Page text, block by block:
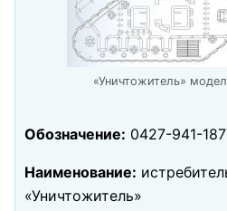
«Уничтожитель»
Обозначение: 0427-941-
Наименование:
«Уничтожитель»